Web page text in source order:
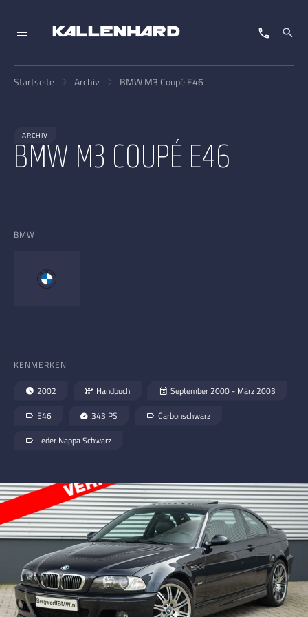
Startseite Archiv BMW M3 Coupé E46
ARCHIV
BMW M3 COUPÉ E46
BMW
KENMERKEN
2002 Handbuch September 2000 - März 2003
E46 343 PS Carbonschwarz
Leder Nappa Schwarz